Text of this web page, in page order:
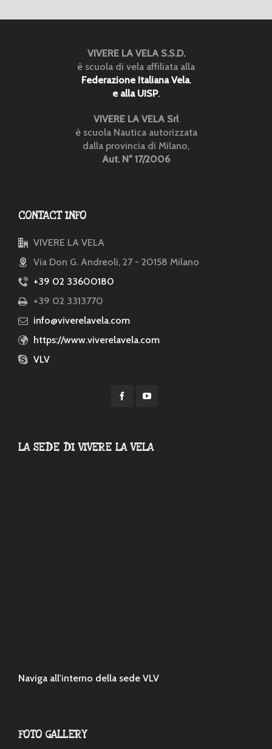
VIVERE LA VELA S.S.D.
è scuola di vela affiliata alla
Federazione Italiana Vela.
e alla UISP.
VIVERE LA VELA Srl
è scuola Nautica autorizzata
dalla provincia di Milano,
Aut. N° 17/2006
CONTACT INFO
VIVERE LA VELA
Via Don G. Andreoli, 27 - 20158 Milano
+39 02 33600180
+39 02 3313770
info@viverelavela.com
https://www.viverelavela.com
VLV
LA SEDE DI VIVERE LA VELA
Naviga all'interno della sede VLV
FOTO GALLERY